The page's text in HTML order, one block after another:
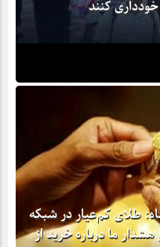
کنند
طلای کم‌عیار در شبکه
ما درباره خرید از